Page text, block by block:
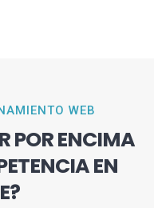
WEB
POR ENCIMA
EN